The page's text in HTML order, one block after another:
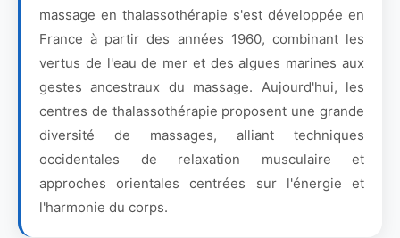
massage en thalassothérapie s'est développée en
France à partir des années 1960, combinant les
vertus de l'eau de mer et des algues marines aux
gestes ancestraux du massage. Aujourd'hui, les
centres de thalassothérapie proposent une grande
diversité de massages, alliant techniques
occidentales de relaxation musculaire et
approches orientales centrées sur l'énergie et
l'harmonie du corps.